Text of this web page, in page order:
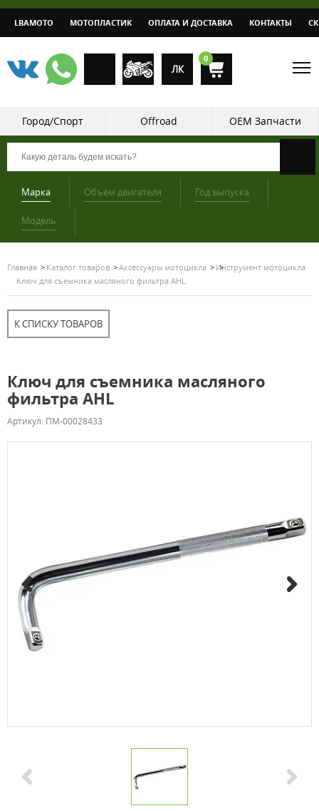
LBAMOTO МОТОПЛАСТИК ОПЛАТА И ДОСТАВКА КОНТАКТЫ
ЛК
0
Город/Спорт Offroad OEM Запчасти
Марка Объём двигателя Год выпуска
Модель
Главная Каталог товаров Аксессуары мотоцикла
Инструмент мотоцикла
Ключ для съемника масляного фильтра AHL
К СПИСКУ ТОВАРОВ
Ключ для съемника масляного
фильтра AHL
Артикул: ПМ-00028433